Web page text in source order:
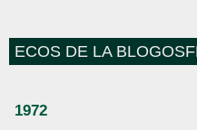
ECOS DE LA
1972